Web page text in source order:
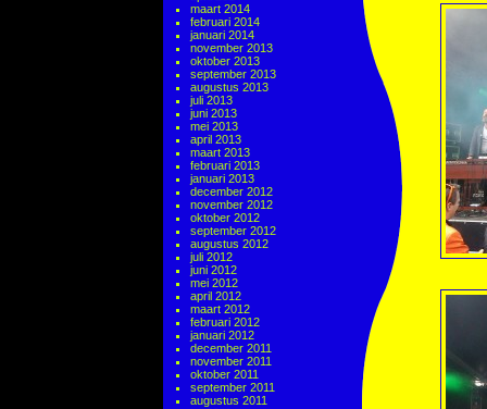
maart 2014
februari 2014
januari 2014
november 2013
oktober 2013
september 2013
augustus 2013
juli 2013
juni 2013
mei 2013
april 2013
maart 2013
februari 2013
januari 2013
december 2012
november 2012
oktober 2012
september 2012
augustus 2012
juli 2012
juni 2012
mei 2012
april 2012
maart 2012
februari 2012
januari 2012
december 2011
november 2011
oktober 2011
september 2011
augustus 2011